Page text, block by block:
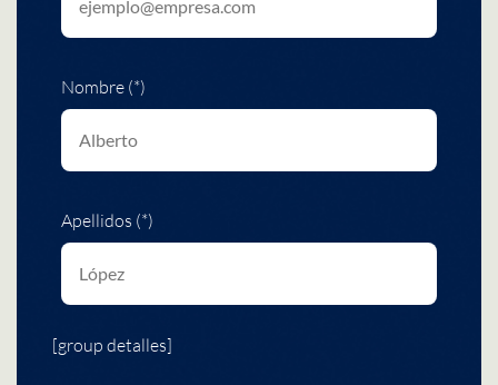
Nombre (*)
Apellidos (*)
[group detalles]